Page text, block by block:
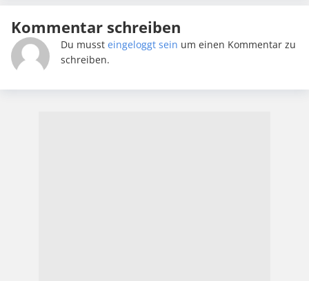
Kommentar schreiben
Du musst eingeloggt sein um einen Kommentar zu
schreiben.